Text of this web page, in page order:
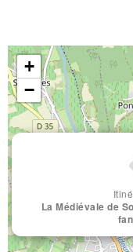
La Médiévale de
+
−